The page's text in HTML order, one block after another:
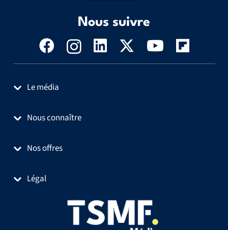
Nous suivre
Le média
Nous connaître
Nos offres
Légal